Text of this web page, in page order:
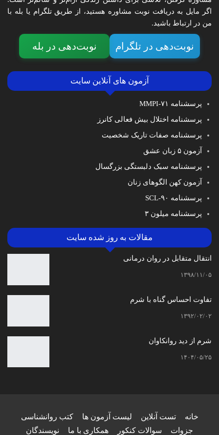
اگر مایل به دریافت نوبت مشاوره هستید، از طریق تلگرام یا بله با
من در ارتباط باشید.
نوبت‌دهی در تلگرام نوبت‌دهی در بله
آزمون های آنلاین سایت
پرسشنامه MMPI-۷۱
پرسشنامه اختلال بیش فعالی کانرز
پرسشنامه صفات تاریک شخصیت
آزمون ۵ زبان عشق
پرسشنامه سبک دلبستگی بزرگسال
آزمون کهن الگوهای زنان
پرسشنامه SCL-۹۰
پرسشنامه میلون ۳
مقالات به روز شده سایت
انتقال متقابل در روان درمانی
۱۳۹۸/۱۱/۰۵
تفاوت احساس گناه با شرم
۱۳۹۲/۰۲/۰۲
شرم از دید روانکاوان
۱۴۰۴/۰۵/۲۵
خانه تست آنلاین لیست آزمون ها
کتب روانشناسی
جزوات
سوالات کنکور همکاری با ما نویسندگان